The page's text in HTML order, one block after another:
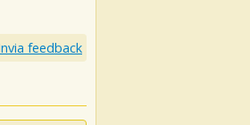
feedback